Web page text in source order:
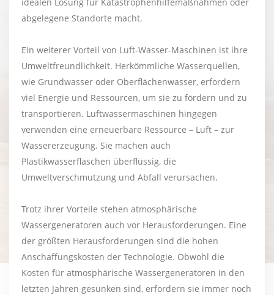
abgelegene Standorte macht.
Ein weiterer Vorteil von Luft-Wasser-Maschinen ist ihre
Umweltfreundlichkeit. Herkömmliche Wasserquellen,
wie Grundwasser oder Oberflächenwasser, erfordern
viel Energie und Ressourcen, um sie zu fördern und zu
transportieren. Luftwassermaschinen hingegen
verwenden eine erneuerbare Ressource – Luft – zur
Wassererzeugung. Sie machen auch
Plastikwasserflaschen überflüssig, die
Umweltverschmutzung und Abfall verursachen.
Trotz ihrer Vorteile stehen atmosphärische
Wassergeneratoren auch vor Herausforderungen. Eine
der größten Herausforderungen sind die hohen
Anschaffungskosten der Technologie. Obwohl die
Kosten für atmosphärische Wassergeneratoren in den
letzten Jahren gesunken sind, erfordern sie immer noch